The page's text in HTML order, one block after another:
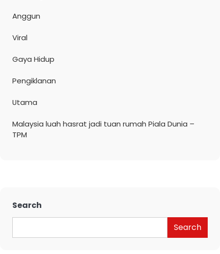
Anggun
Viral
Gaya Hidup
Pengiklanan
Utama
Malaysia luah hasrat jadi tuan rumah Piala Dunia –
TPM
Search
Search